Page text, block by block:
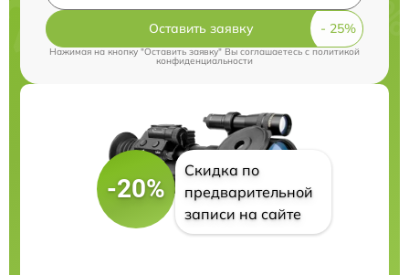
Оставить заявку
Нажимая на кнопку "Оставить заявку" Вы соглашаетесь cполитикой
конфиденциальности
-20%
Скидка по
предварительной
записи на сайте